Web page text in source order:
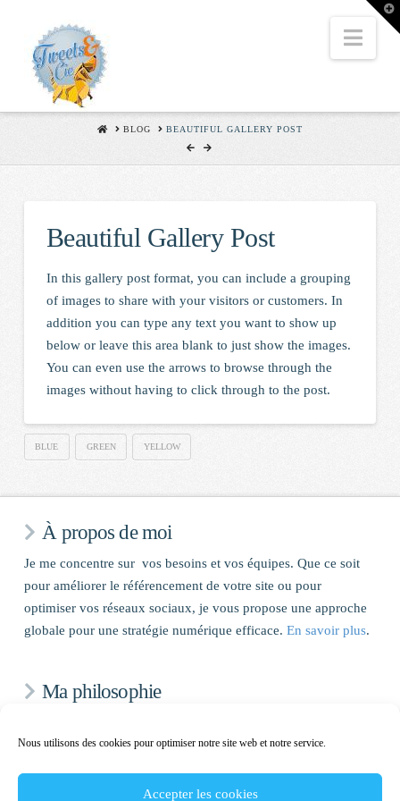
Nous utilisons des cookies pour optimiser notre site web et notre service.
Accepter les cookies
HOMEBLOG BEAUTIFUL GALLERY POST
Beautiful Gallery Post
In this gallery post format, you can include a grouping
of images to share with your visitors or customers. In
addition you can type any text you want to show up
below or leave this area blank to just show the images.
You can even use the arrows to browse through the
images without having to click through to the post.
BLUE GREEN YELLOW
À propos de moi
Je me concentre sur vos besoins et vos équipes. Que ce soit
pour améliorer le référencement de votre site ou pour
optimiser vos réseaux sociaux, je vous propose une approche
globale pour une stratégie numérique efficace. En savoir plus.
Ma philosophie
poussent à trouver les solutions qui ne correspondront qu’à